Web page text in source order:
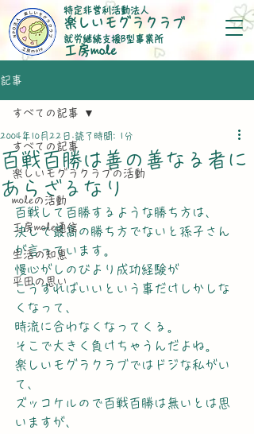
特定非営利活動法人
楽しいモグラクラブ
就労継続支援B型事業所
​工房mole
記事
すべての記事
楽しいモグラクラブの活動
moleの活動
工房mole通信
生活の知恵
平田の思い
すべての記事
百戦百勝は善の善なる者に
あらざるなり
2004年10月22日 読了時間: 1分
百戦して百勝するような勝ち方は、
決して最高の勝ち方でないと孫子さん
が言っています。
慢心がしのびより成功経験が
こうすればいいという事だけしかしな
くなって、
時流に合わなくなってくる。
そこで大きく負けちゃうんだよね。
楽しいモグラクラブではドジな私がい
て、
ズッコケルので百戦百勝は無いとは思
いますが、